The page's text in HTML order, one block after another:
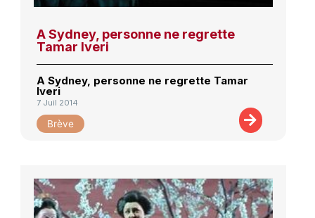
A Sydney, personne ne regrette
Tamar Iveri
A Sydney, personne ne regrette Tamar
Iveri
7 Juil 2014
Brève